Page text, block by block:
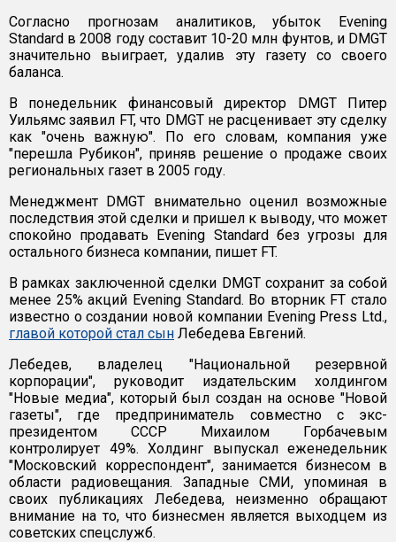
Согласно прогнозам аналитиков, убыток Evening
Standard в 2008 году составит 10-20 млн фунтов, и DMGT
значительно выиграет, удалив эту газету со своего
баланса.
В понедельник финансовый директор DMGT Питер
Уильямс заявил FT, что DMGT не расценивает эту сделку
как "очень важную". По его словам, компания уже
"перешла Рубикон", приняв решение о продаже своих
региональных газет в 2005 году.
Менеджмент DMGT внимательно оценил возможные
последствия этой сделки и пришел к выводу, что может
спокойно продавать Evening Standard без угрозы для
остального бизнеса компании, пишет FT.
В рамках заключенной сделки DMGT сохранит за собой
менее 25% акций Evening Standard. Во вторник FT стало
известно о создании новой компании Evening Press Ltd.,
главой которой стал сын Лебедева Евгений.
Лебедев, владелец "Национальной резервной
корпорации", руководит издательским холдингом
"Новые медиа", который был создан на основе "Новой
газеты", где предприниматель совместно с экс-
президентом СССР Михаилом Горбачевым
контролирует 49%. Холдинг выпускал еженедельник
"Московский корреспондент", занимается бизнесом в
области радиовещания. Западные СМИ, упоминая в
своих публикациях Лебедева, неизменно обращают
внимание на то, что бизнесмен является выходцем из
советских спецслужб.